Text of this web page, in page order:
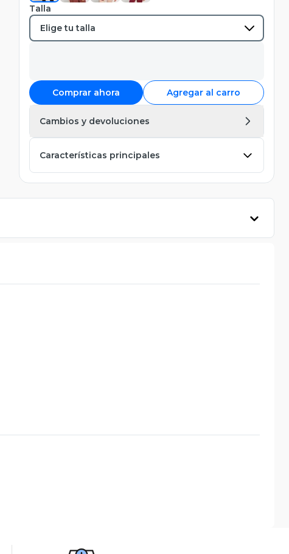
Talla
Comprar ahora Agregar al carro
Cambios y devoluciones
Características principales